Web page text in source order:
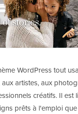
WordPress tout
artistes, aux
créatifs. Il est
prêts à l'emploi